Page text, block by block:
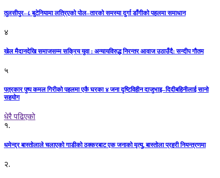
तुलसीपुर–८ बुटेनियामा लत्रिएको पोल–तारको समस्या दुर्गा डाँगीको पहलमा समाधान
४
खेल मैदानदेखि समाजसम्म सक्रिय युवा : अन्यायविरुद्ध निरन्तर आवाज उठाउँदै: सन्दीप गौतम
५
पत्रकार पुष्प कमल गिरीको पहलमा एकै घरका ४ जना दृष्टिविहीन दाजुभाइ–दिदीबहिनीलाई सानो
सहयोग
धेरै पढिएको
१.
धमेन्द्र बास्तोलाले चलाएको गाडीको ठक्करबाट एक जनाको मृत्यु, बास्तोला प्रहरी नियन्त्रणमा
२.